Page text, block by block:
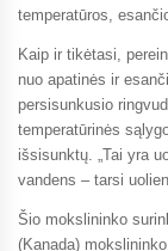
temperatūros,
Kaip ir tikėtasi,
nuo apatinės ir
persisunkusio
temperatūrinės
išsisunktų. „Tai yra
vandens – tarsi
Šio mokslininko
(Kanada)